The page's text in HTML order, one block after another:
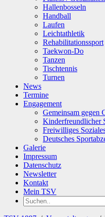
Hallenbosseln
Handball
Laufen
Leichtathletik
Rehabilitationssport
Taekwon-Do
Tanzen
Tischtennis
Turnen
News
Termine
Engagement
Gemeinsam gegen
Kinderfreundlicher
Freiwilliges
Deutsches
Galerie
Impressum
Datenschutz
Newsletter
Kontakt
Mein TSV